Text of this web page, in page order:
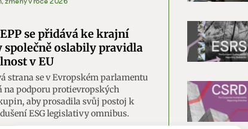
se přidává ke krajní
společně oslabily pravidla
v EU
strana se v Evropském parlamentu
na podporu protievropských
aby prosadila svůj postoj k
ESG legislativy omnibus.